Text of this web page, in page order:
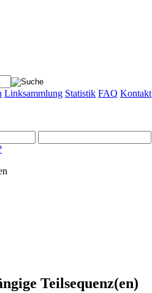
Linksammlung Statistik FAQ Kontakt
Teilsequenz(en)